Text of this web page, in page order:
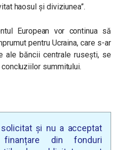
haosul și diviziunea”.
European vor continua să
pentru Ucraina, care s-ar
ale băncii centrale rusești, se
summitului.
și nu a acceptat
din fonduri